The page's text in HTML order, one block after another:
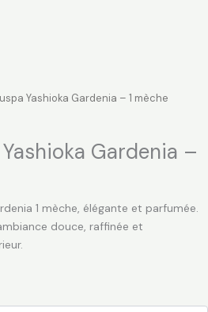
Yashioka Gardenia – 1 mèche
Gardenia –
1 mèche, élégante et parfumée.
douce, raffinée et